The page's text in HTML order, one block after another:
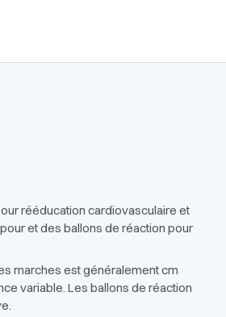
rééducation cardiovasculaire et
et des ballons de réaction pour
marches est généralement cm
variable. Les ballons de réaction